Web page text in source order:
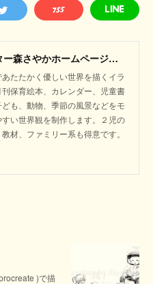
イラストレーター森さやかホームページ｜絵本のような暖かく優しいイラスト
たたかく優しい世界を描くイラ
保育絵本、カレンダー、児童書
も、動物、季節の風景などをモ
い世界観を制作します。２児の
材、ファミリー系も得意です。
)で描